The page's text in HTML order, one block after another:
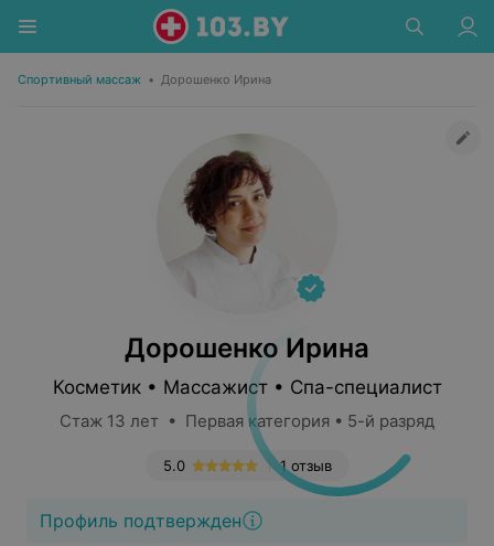
Спортивный массаж • Дорошенко Ирина
Дорошенко Ирина
Косметик • Массажист • Спа-специалист
Стаж 13 лет • Первая категория • 5-й разряд
1 отзыв
5.0
Профиль подтвержден